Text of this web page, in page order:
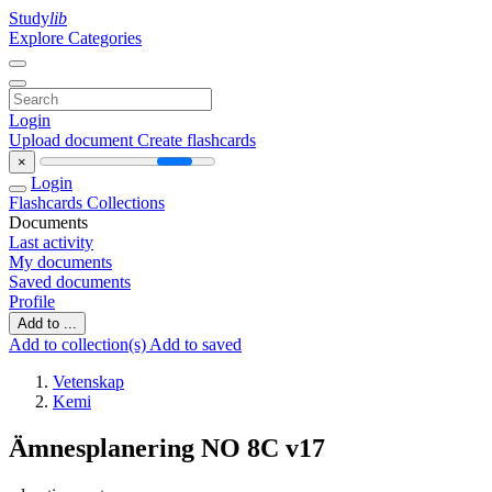
Studylib
Explore Categories
Login
Upload document Create flashcards
×
Login
Flashcards Collections
Documents
Last activity
My documents
Saved documents
Profile
Add to ...
Add to collection(s) Add to saved
Vetenskap
Kemi
Ämnesplanering NO 8C v17